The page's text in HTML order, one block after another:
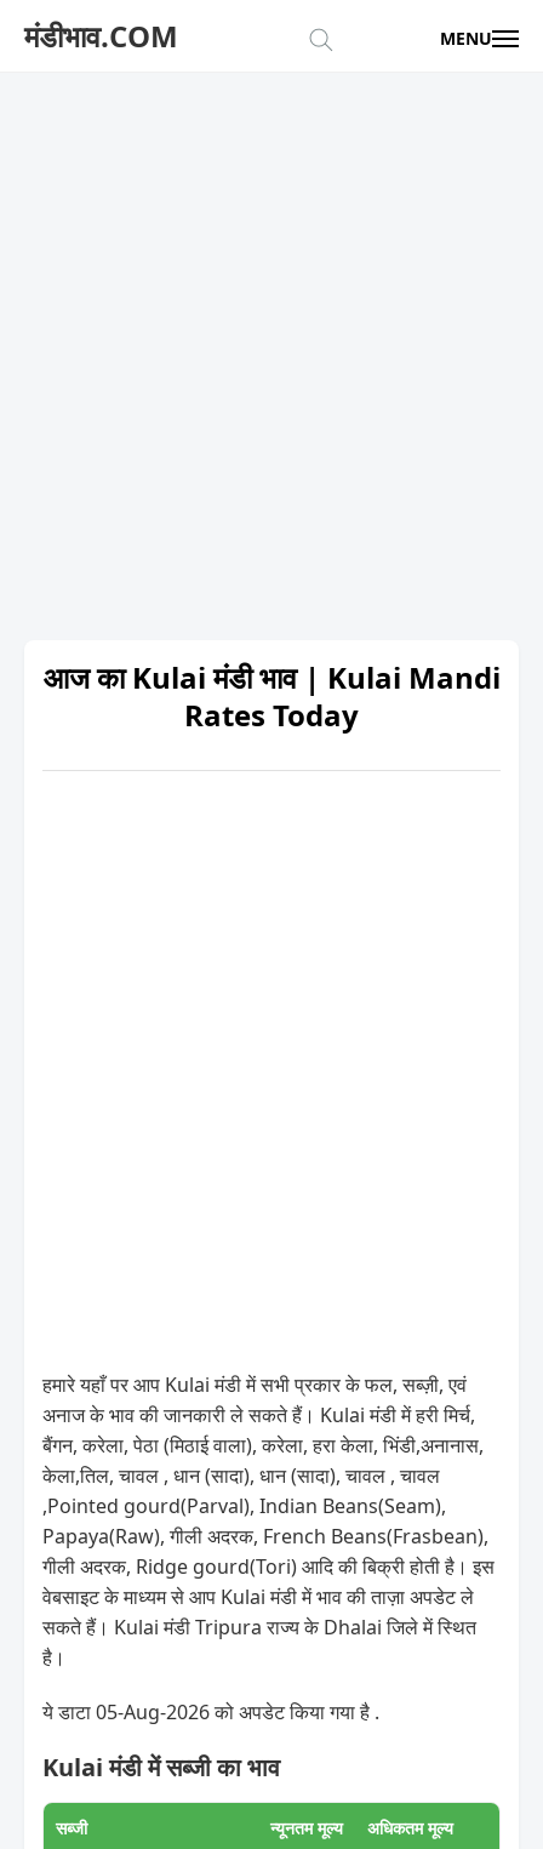
मंडीभाव.COM MENU
आज का Kulai मंडी भाव | Kulai Mandi
Rates Today
हमारे यहाँ पर आप Kulai मंडी में सभी प्रकार के फल, सब्ज़ी, एवं
अनाज के भाव की जानकारी ले सकते हैं। Kulai मंडी में हरी मिर्च,
बैंगन, करेला, पेठा (मिठाई वाला), करेला, हरा केला, भिंडी,अनानास,
केला,तिल, चावल , धान (सादा), धान (सादा), चावल , चावल
,Pointed gourd(Parval), Indian Beans(Seam),
Papaya(Raw), गीली अदरक, French Beans(Frasbean),
गीली अदरक, Ridge gourd(Tori) आदि की बिक्री होती है। इस
वेबसाइट के माध्यम से आप Kulai मंडी में भाव की ताज़ा अपडेट ले
सकते हैं। Kulai मंडी Tripura राज्य के Dhalai जिले में स्थित
है।
ये डाटा 05-Aug-2026 को अपडेट किया गया है .
Kulai मंडी में सब्जी का भाव
सब्जी न्यूनतम मूल्य अधिकतम मूल्य